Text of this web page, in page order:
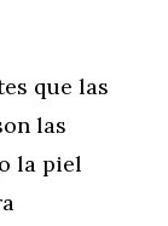
que las
las
la piel